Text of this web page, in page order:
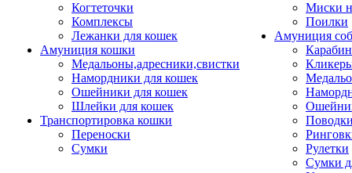
Когтеточки
Комплексы
Лежанки для кошек
Амуниция кошки
Медальоны,адресники,свистки
Намордники для кошек
Ошейники для кошек
Шлейки для кошек
Транспортировка кошки
Переноски
Сумки
Миски
Поилки
Амуниция
Рулетки
Сумки